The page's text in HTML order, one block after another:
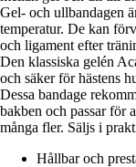
Gel- och ullbandagen
temperatur. De kan
och ligament efter
Den klassiska gelén
och säker för hästens
Dessa bandage
bakben och passar för
många fler. Säljs i
Hållbar och